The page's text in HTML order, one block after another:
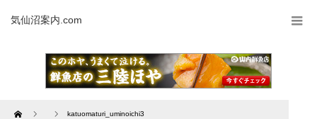
気仙沼案内.com
Home katuomaturi_uminoichi3